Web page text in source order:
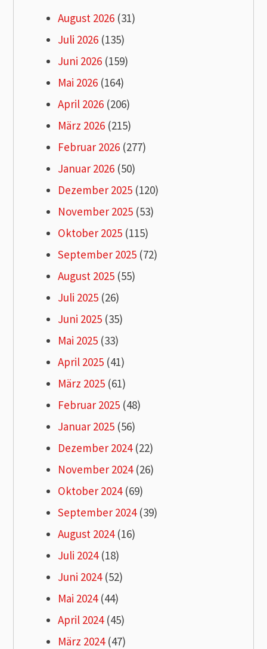
August 2026 (31)
Juli 2026 (135)
Juni 2026 (159)
Mai 2026 (164)
April 2026 (206)
März 2026 (215)
Februar 2026 (277)
Januar 2026 (50)
Dezember 2025 (120)
November 2025 (53)
Oktober 2025 (115)
September 2025 (72)
August 2025 (55)
Juli 2025 (26)
Juni 2025 (35)
Mai 2025 (33)
April 2025 (41)
März 2025 (61)
Februar 2025 (48)
Januar 2025 (56)
Dezember 2024(22)
November 2024(26)
Oktober 2024(69)
September 2024(39)
August 2024(16)
Juli 2024(18)
Juni 2024(52)
Mai 2024(44)
April 2024(45)
März 2024(47)